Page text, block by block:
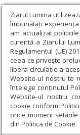
Ziarul Lumina
îmbunătăți
am actualizat
curentă a Ziarului
Regulamentul (UE)
ceea ce privește
libera circulație a
Website-ul nostru te
înțelege conținutul
Website-ul nostru
cookie conform
orice moment
din Politica de Cookie.
Ziarul Lumina ›
Sinodului Mitropoliei
Şedinţă de
Clujului,